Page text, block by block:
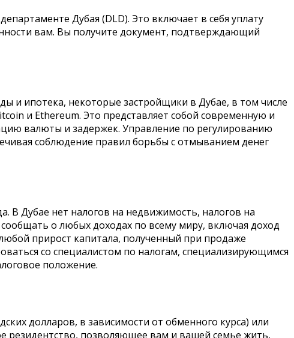
Дубая (DLD). Это включает в себя уплату
вам. Вы получите документ, подтверждающий
и ипотека, некоторые застройщики в Дубае, в том числе
и Ethereum. Это представляет собой современную и
валюты и задержек. Управление по регулированию
соблюдение правил борьбы с отмыванием денег
В Дубае нет налогов на недвижимость, налогов на
о любых доходах по всему миру, включая доход
прирост капитала, полученный при продаже
со специалистом по налогам, специализирующимся
положение.
долларов, в зависимости от обменного курса) или
резидентство, позволяющее вам и вашей семье жить,